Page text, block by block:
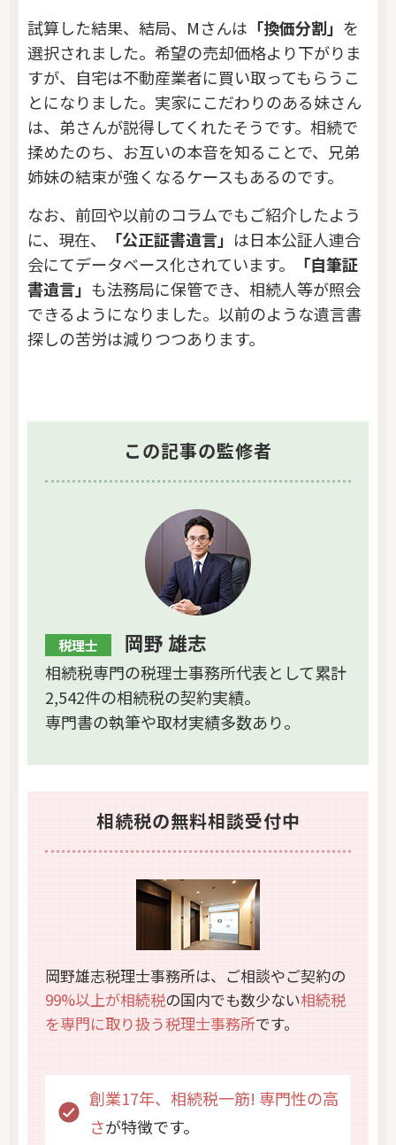
試算した結果、結局、Mさんは 「換価分割」 を
選択されました。希望の売却価格より下がりま
すが、自宅は不動産業者に買い取ってもらうこ
とになりました。実家にこだわりのある妹さん
は、弟さんが説得してくれたそうです。相続で
揉めたのち、お互いの本音を知ることで、兄弟
姉妹の結束が強くなるケースもあるのです。
なお、前回や以前のコラムでもご紹介したよう
に、現在、
「公正証書遺言」 は日本公証人連合
会にてデータベース化されています。
「自筆証
書遺言」 も法務局に保管でき、相続人等が照会
できるようになりました。以前のような遺言書
探しの苦労は減りつつあります。
この記事の監修者
税理士 岡野 雄志
相続税専門の税理士事務所代表として累計
2,542件の相続税の契約実績。
専門書の執筆や取材実績多数あり。
相続税の無料相談受付中
岡野雄志税理士事務所は、ご相談やご契約の
99%以上が相続税の国内でも数少ない相続税
を専門に取り扱う税理士事務所です。
創業17年、相続税一筋! 専門性の高
さが特徴です。